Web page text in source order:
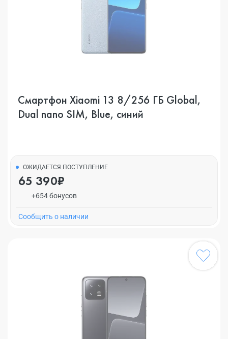
Смартфон Xiaomi 13 8/256 ГБ Global,
Dual nano SIM, Blue, синий
ОЖИДАЕТСЯ ПОСТУПЛЕНИЕ
65 390₽
+654 бонусов
Cообщить о наличии